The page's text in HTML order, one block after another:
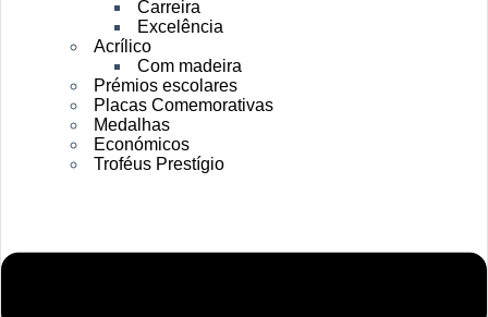
Carreira
Excelência
Acrílico
Com madeira
Prémios escolares
Placas Comemorativas
Medalhas
Económicos
Troféus Prestígio